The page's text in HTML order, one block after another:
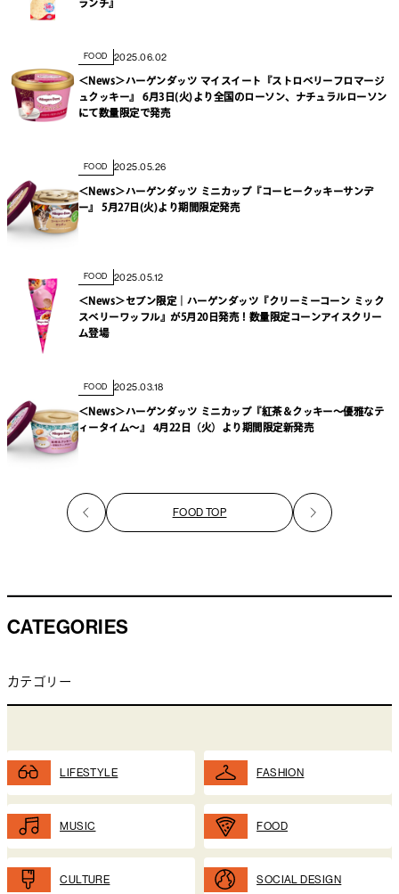
ランチ』
FOOD 2025.06.02
＜News＞ハーゲンダッツ マイスイート『ストロベリーフロマージ
ュクッキー』 6月3日(火)より全国のローソン、ナチュラルローソン
にて数量限定で発売
FOOD 2025.05.26
＜News＞ハーゲンダッツ ミニカップ『コーヒークッキーサンデ
ー』 5月27日(火)より期間限定発売
FOOD 2025.05.12
＜News＞セブン限定｜ハーゲンダッツ『クリーミーコーン ミック
スベリーワッフル』が5月20日発売！数量限定コーンアイスクリー
ム登場
FOOD 2025.03.18
＜News＞ハーゲンダッツ ミニカップ『紅茶＆クッキー～優雅なテ
ィータイム～』 4月22日（火）より期間限定新発売
FOOD TOP
CATEGORIES
カテゴリー
LIFESTYLE FASHION
MUSIC FOOD
CULTURE SOCIAL DESIGN